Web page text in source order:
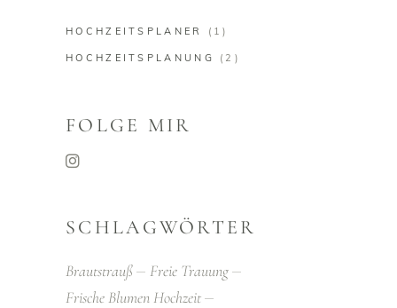
HOCHZEITSPLANER (1)
HOCHZEITSPLANUNG (2)
FOLGE MIR
SCHLAGWÖRTER
Brautstrauß
Freie Trauung
Frische Blumen Hochzeit